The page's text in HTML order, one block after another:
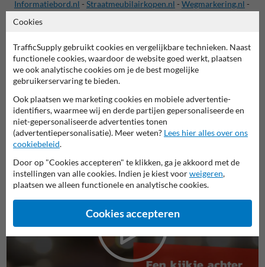
Informatiebord.nl - Straatmeubilairkopen.nl - Wegmarkering.nl -
Oplaadpaal-kopen.nl
Verkeersspiegelkopen.nl
Huisnummerpaalkopen.nl
-
Routebord.nl-Recreatieterrein.nl-Verbodsborden.nl -
Aanrijdbeveiliging.nl-Afzetmaterialen.nl-
Buurtpreventiebord.nl-Rookvrijterrein.nl
Bekijk alle TrafficSupply webshops
Cookies
TrafficSupply gebruikt cookies en vergelijkbare technieken. Naast
functionele cookies, waardoor de website goed werkt, plaatsen
we ook analytische cookies om je de best mogelijke
gebruikerservaring te bieden.
Ook plaatsen we marketing cookies en mobiele advertentie-
identifiers, waarmee wij en derde partijen gepersonaliseerde en
niet-gepersonaliseerde advertenties tonen
(advertentiepersonalisatie). Meer weten? Lees hier alles over ons
cookiebeleid.
Door op "Cookies accepteren" te klikken, ga je akkoord met de
instellingen van alle cookies. Indien je kiest voorweigeren,
plaatsen we alleen functionele en analytische cookies.
Cookies accepteren